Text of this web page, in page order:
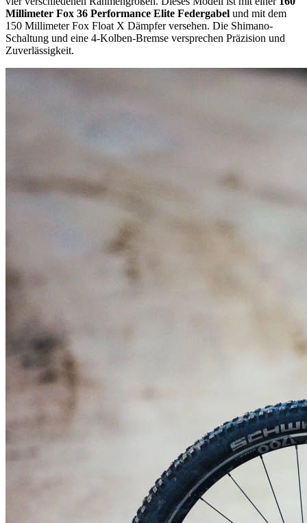
Millimeter Fox 36 Performance Elite Federgabel und mit dem
150 Millimeter Fox Float X Dämpfer versehen. Die Shimano-
Schaltung und eine 4-Kolben-Bremse versprechen Präzision und
Zuverlässigkeit.